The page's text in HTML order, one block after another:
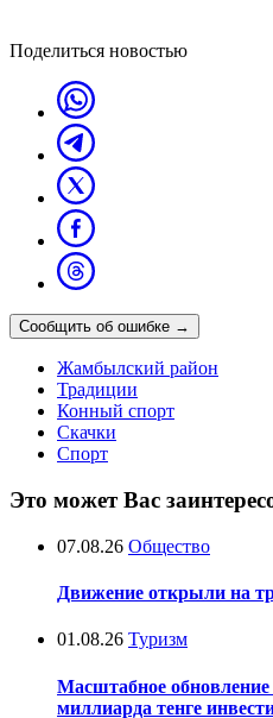
Поделиться новостью
Сообщить об ошибке →
Жамбылский район
Традиции
Конный спорт
Скачки
Спорт
Это может Вас
07.08.26 Общество
Движение открыли на
01.08.26 Туризм
Масштабное
миллиарда тенге